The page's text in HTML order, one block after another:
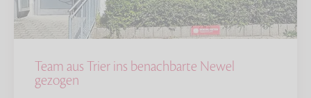
Team aus Trier ins benachbarte Newel
gezogen